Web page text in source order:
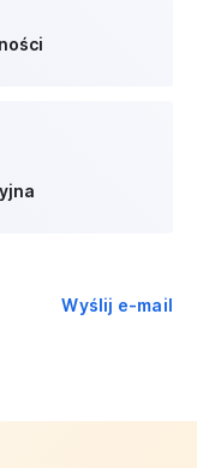
Wyślij e-mail